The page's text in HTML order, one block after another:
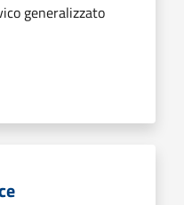
generalizzato